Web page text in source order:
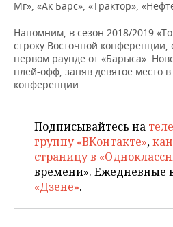
ОПК
ЭНЕРГЕТИКА
РОЗНИЧНАЯ ТОРГОВЛЯ
ТРАНСПОРТ
УСЛУГИ
НОВОСТИ ТЕХНОЛОГИЙ
IT
МЕДИА
ТЕЛЕКОММУНИКАЦИИ
МЕРОПРИЯТИЯ
НОВОСТИ МЕРОПРИЯТИЙ
ВЫЕЗДНАЯ РЕДАКЦИЯ
БИЗНЕС-БРАНЧИ
ONLINE-КОНФЕРЕНЦИИ
ОТКРЫТАЯ ЛЕКЦИЯ
СПОРТ
НОВОСТИ СПОРТА
ФУТБОЛ
ХОККЕЙ
БАСКЕТБОЛ
ОБЩЕСТВО
НОВОСТИ ОБЩЕСТВА
ВЛАСТЬ
ИНФРАСТРУКТУРА
ФОТОГАЛЕРЕЯ
СЮЖЕТЫ
СПРАВОЧНИК
Мг», «Ак Барс», «Трактор»,
Напомним, в сезон 2018/2019
строку Восточной конференции,
первом раунде от «Барыса».
плей-офф, заняв девятое место
конференции.
Подписывайтесь на
группу «ВКонтакте»,
страницу в
времени». Ежедневные
«Дзене».